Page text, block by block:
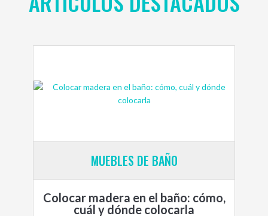
MUEBLES DE BAÑO
Colocar madera en el baño: cómo,
cuál y dónde colocarla